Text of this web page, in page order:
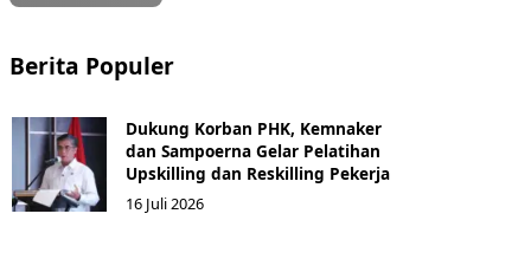
Berita Populer
Dukung Korban PHK, Kemnaker
dan Sampoerna Gelar Pelatihan
Upskilling dan Reskilling Pekerja
16 Juli 2026